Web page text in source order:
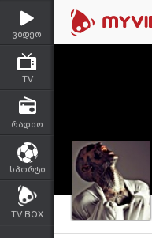
ვიდეო
TV
რადიო
სპორტი
TV BOX